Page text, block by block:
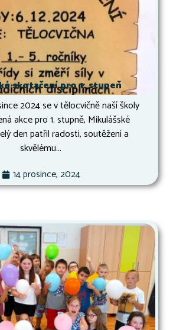
skotačení pro 1. stupeň
2024 se v tělocvičně naší školy
akce pro 1. stupně, Mikulášské
den patřil radosti, soutěžení a
skvělému...
14 prosince, 2024